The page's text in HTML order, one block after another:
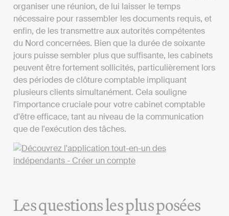
organiser une réunion, de lui laisser le temps
nécessaire pour rassembler les documents requis, et
enfin, de les transmettre aux autorités compétentes
du Nord concernées. Bien que la durée de soixante
jours puisse sembler plus que suffisante, les cabinets
peuvent être fortement sollicités, particulièrement lors
des périodes de clôture comptable impliquant
plusieurs clients simultanément. Cela souligne
l'importance cruciale pour votre cabinet comptable
d'être efficace, tant au niveau de la communication
que de l'exécution des tâches.
Les questions les plus posées